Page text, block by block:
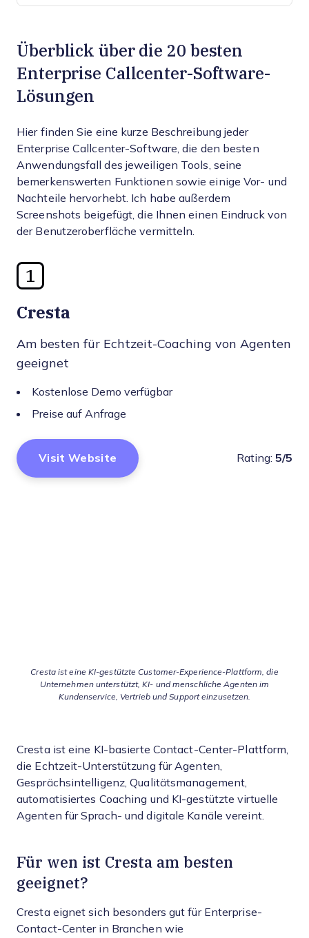
Überblick über die 20 besten
Enterprise Callcenter-Software-
Lösungen
Hier finden Sie eine kurze Beschreibung jeder
Enterprise Callcenter-Software, die den besten
Anwendungsfall des jeweiligen Tools, seine
bemerkenswerten Funktionen sowie einige Vor- und
Nachteile hervorhebt. Ich habe außerdem
Screenshots beigefügt, die Ihnen einen Eindruck von
der Benutzeroberfläche vermitteln.
1
Cresta
Am besten für Echtzeit-Coaching von Agenten
geeignet
Kostenlose Demo verfügbar
Preise auf Anfrage
Visit Website Rating: 5/5
Cresta ist eine KI-gestützte Customer-Experience-Plattform, die
Unternehmen unterstützt, KI- und menschliche Agenten im
Kundenservice, Vertrieb und Support einzusetzen.
Cresta ist eine KI-basierte Contact-Center-Plattform,
die Echtzeit-Unterstützung für Agenten,
Gesprächsintelligenz, Qualitätsmanagement,
automatisiertes Coaching und KI-gestützte virtuelle
Agenten für Sprach- und digitale Kanäle vereint.
Für wen ist Cresta am besten
geeignet?
Cresta eignet sich besonders gut für Enterprise-
Contact-Center in Branchen wie